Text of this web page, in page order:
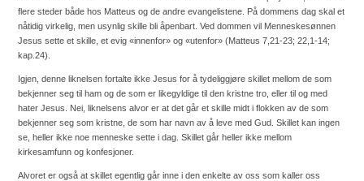
flere steder både hos Matteus og de andre evangelistene. På dommens dag skal et
nåtidig virkelig, men usynlig skille bli åpenbart. Ved dommen vil Menneskesønnen
Jesus sette et skille, et evig «innenfor» og «utenfor» (Matteus 7,21-23; 22,1-14;
kap.24).
Igjen, denne liknelsen fortalte ikke Jesus for å tydeliggjøre skillet mellom de som
bekjenner seg til ham og de som er likegyldige til den kristne tro, eller til og med
hater Jesus. Nei, liknelsens alvor er at det går et skille midt i flokken av de som
bekjenner seg som kristne, de som har navn av å leve med Gud. Skillet kan ingen
se, heller ikke noe menneske sette i dag. Skillet går heller ikke mellom
kirkesamfunn og konfesjoner.
Alvoret er også at skillet egentlig går inne i den enkelte av oss som kaller oss